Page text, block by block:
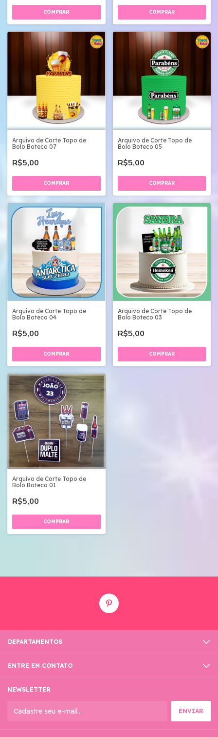
Arquivo de Corte Topo de
Bolo Boteco 07
R$5,00
Arquivo de Corte Topo de
Bolo Boteco 05
R$5,00
Arquivo de Corte Topo de
Bolo Boteco 04
R$5,00
Arquivo de Corte Topo de
Bolo Boteco 03
R$5,00
Arquivo de Corte Topo de
Bolo Boteco 01
R$5,00
DEPARTAMENTOS
ENTRE EM CONTATO
NEWSLETTER